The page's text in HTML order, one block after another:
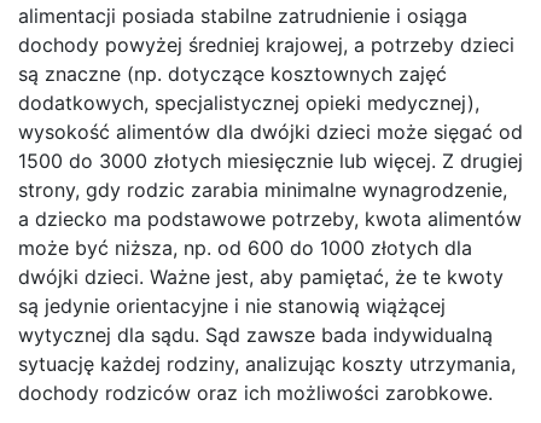
alimentacji posiada stabilne zatrudnienie i osiąga
dochody powyżej średniej krajowej, a potrzeby dzieci
są znaczne (np. dotyczące kosztownych zajęć
dodatkowych, specjalistycznej opieki medycznej),
wysokość alimentów dla dwójki dzieci może sięgać od
1500 do 3000 złotych miesięcznie lub więcej. Z drugiej
strony, gdy rodzic zarabia minimalne wynagrodzenie,
a dziecko ma podstawowe potrzeby, kwota alimentów
może być niższa, np. od 600 do 1000 złotych dla
dwójki dzieci. Ważne jest, aby pamiętać, że te kwoty
są jedynie orientacyjne i nie stanowią wiążącej
wytycznej dla sądu. Sąd zawsze bada indywidualną
sytuację każdej rodziny, analizując koszty utrzymania,
dochody rodziców oraz ich możliwości zarobkowe.